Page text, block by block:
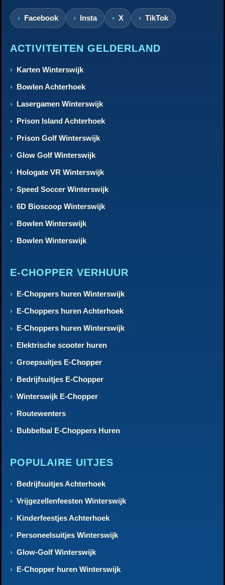
Facebook Insta X TikTok
ACTIVITEITEN GELDERLAND
Karten Winterswijk
Bowlen Achterhoek
Lasergamen Winterswijk
Prison Island Achterhoek
Prison Golf Winterswijk
Glow Golf Winterswijk
Hologate VR Winterswijk
Speed Soccer Winterswijk
6D Bioscoop Winterswijk
Bowlen Winterswijk
Bowlen Winterswijk
E-CHOPPER VERHUUR
E-Choppers huren Winterswijk
E-Choppers huren Achterhoek
E-Choppers huren Winterswijk
Elektrische scooter huren
Groepsuitjes E-Chopper
Bedrijfsuitjes E-Chopper
Winterswijk E-Chopper
Routewenters
Bubbelbal E-Choppers Huren
POPULAIRE UITJES
Bedrijfsuitjes Achterhoek
Vrijgezellenfeesten Winterswijk
Kinderfeestjes Achterhoek
Personeelsuitjes Winterswijk
Glow-Golf Winterswijk
E-Chopper huren Winterswijk